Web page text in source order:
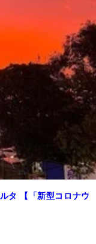
タ 【「新型コロナウ